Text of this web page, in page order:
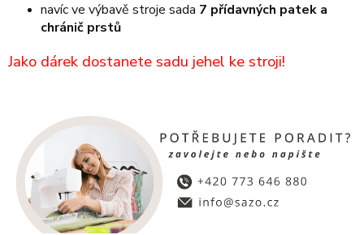
navíc ve výbavě stroje sada 7 přídavných patek a
chránič prstů
Jako dárek dostanete sadu jehel ke stroji!